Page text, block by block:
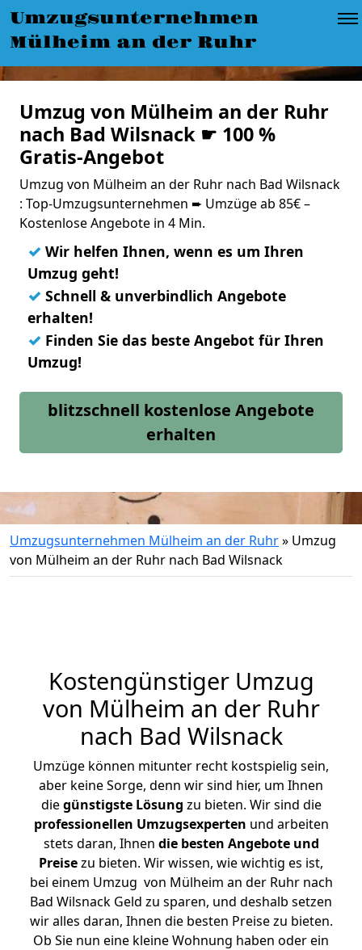
Umzugsunternehmen
Mülheim an der Ruhr
Umzug von Mülheim an der Ruhr
nach Bad Wilsnack ☛ 100 %
Gratis-Angebot
Umzug von Mülheim an der Ruhr nach Bad Wilsnack
: Top-Umzugsunternehmen ➨ Umzüge ab 85€ –
Kostenlose Angebote in 4 Min.
✓ Wir helfen Ihnen, wenn es um Ihren
Umzug geht!
✓ Schnell & unverbindlich Angebote
erhalten!
✓ Finden Sie das beste Angebot für Ihren
Umzug!
blitzschnell kostenlose Angebote
erhalten
Umzugsunternehmen Mülheim an der Ruhr» Umzug
von Mülheim an der Ruhr nach Bad Wilsnack
Kostengünstiger Umzug
von Mülheim an der Ruhr
nach Bad Wilsnack
Umzüge können mitunter recht kostspielig sein,
aber keine Sorge, denn wir sind hier, um Ihnen
diegünstigste Lösung zu bieten. Wir sind die
professionellen Umzugsexperten und arbeiten
stets daran, Ihnen die besten Angebote und
Preisezu bieten. Wir wissen, wie wichtig es ist,
bei einem Umzug von Mülheim an der Ruhr nach
Bad Wilsnack Geld zu sparen, und deshalb setzen
wir alles daran, Ihnen die besten Preise zu bieten.
Ob Sie nun eine kleine Wohnung haben oder ein